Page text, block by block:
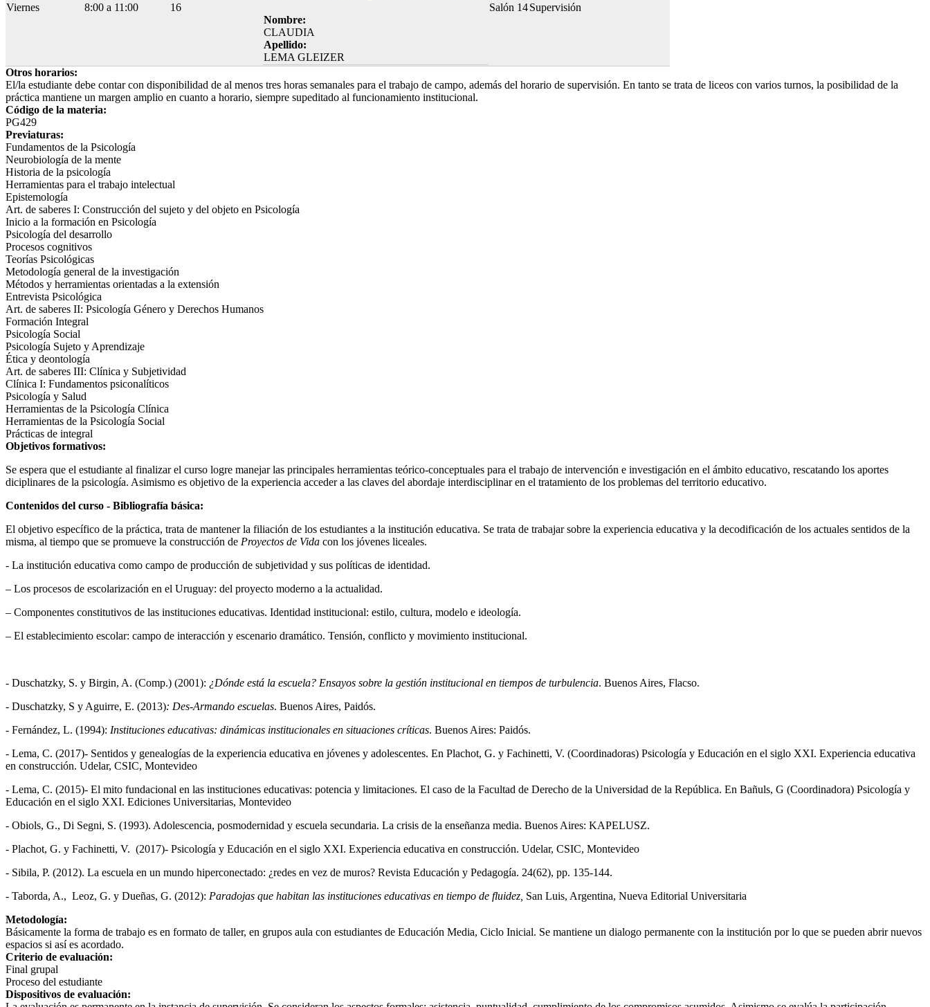
Viernes 8:00 a 11:00 16
Nombre:
CLAUDIA
Apellido:
LEMA GLEIZER
Salón 14Supervisión
Otros horarios:
El/la estudiante debe contar con disponibilidad de al menos tres horas semanales para el trabajo de campo, además del horario de supervisión. En tanto se trata de liceos con varios turnos, la posibilidad de la
práctica mantiene un margen amplio en cuanto a horario, siempre supeditado al funcionamiento institucional.
Código de la materia:
PG429
Previaturas:
Fundamentos de la Psicología
Neurobiología de la mente
Historia de la psicología
Herramientas para el trabajo intelectual
Epistemología
Art. de saberes I: Construcción del sujeto y del objeto en Psicología
Inicio a la formación en Psicología
Psicología del desarrollo
Procesos cognitivos
Teorías Psicológicas
Metodología general de la investigación
Métodos y herramientas orientadas a la extensión
Entrevista Psicológica
Art. de saberes II: Psicología Género y Derechos Humanos
Formación Integral
Psicología Social
Psicología Sujeto y Aprendizaje
Ética y deontología
Art. de saberes III: Clínica y Subjetividad
Clínica I: Fundamentos psiconalíticos
Psicología y Salud
Herramientas de la Psicología Clínica
Herramientas de la Psicología Social
Prácticas de integral
Objetivos formativos:
Se espera que el estudiante al finalizar el curso logre manejar las principales herramientas teórico-conceptuales para el trabajo de intervención e investigación en el ámbito educativo, rescatando los aportes
diciplinares de la psicología. Asimismo es objetivo de la experiencia acceder a las claves del abordaje interdisciplinar en el tratamiento de los problemas del territorio educativo.
Contenidos del curso - Bibliografía básica:
El objetivo específico de la práctica, trata de mantener la filiación de los estudiantes a la institución educativa. Se trata de trabajar sobre la experiencia educativa y la decodificación de los actuales sentidos de la
misma, al tiempo que se promueve la construcción de Proyectos de Vida con los jóvenes liceales.
- La institución educativa como campo de producción de subjetividad y sus políticas de identidad.
– Los procesos de escolarización en el Uruguay: del proyecto moderno a la actualidad.
– Componentes constitutivos de las instituciones educativas. Identidad institucional: estilo, cultura, modelo e ideología.
– El establecimiento escolar: campo de interacción y escenario dramático. Tensión, conflicto y movimiento institucional.
- Duschatzky, S. y Birgin, A. (Comp.) (2001): ¿Dónde está la escuela? Ensayos sobre la gestión institucional en tiempos de turbulencia. Buenos Aires, Flacso.
- Duschatzky, S y Aguirre, E. (2013): Des-Armando escuelas. Buenos Aires, Paidós.
- Fernández, L. (1994): Instituciones educativas: dinámicas institucionales en situaciones críticas. Buenos Aires: Paidós.
- Lema, C. (2017)- Sentidos y genealogías de la experiencia educativa en jóvenes y adolescentes. En Plachot, G. y Fachinetti, V. (Coordinadoras) Psicología y Educación en el siglo XXI. Experiencia educativa
en construcción. Udelar, CSIC, Montevideo
- Lema, C. (2015)- El mito fundacional en las instituciones educativas: potencia y limitaciones. El caso de la Facultad de Derecho de la Universidad de la República. En Bañuls, G (Coordinadora) Psicología y
Educación en el siglo XXI. Ediciones Universitarias, Montevideo
- Obiols, G., Di Segni, S. (1993). Adolescencia, posmodernidad y escuela secundaria. La crisis de la enseñanza media. Buenos Aires: KAPELUSZ.
- Plachot, G. y Fachinetti, V. (2017)- Psicología y Educación en el siglo XXI. Experiencia educativa en construcción. Udelar, CSIC, Montevideo
- Sibila, P. (2012). La escuela en un mundo hiperconectado: ¿redes en vez de muros? Revista Educación y Pedagogía. 24(62), pp. 135-144.
- Taborda, A., Leoz, G. y Dueñas, G. (2012): Paradojas que habitan las instituciones educativas en tiempo de fluidez, San Luis, Argentina, Nueva Editorial Universitaria
Metodología:
Básicamente la forma de trabajo es en formato de taller, en grupos aula con estudiantes de Educación Media, Ciclo Inicial. Se mantiene un dialogo permanente con la institución por lo que se pueden abrir nuevos
espacios si así es acordado.
Criterio de evaluación:
Final grupal
Proceso del estudiante
Dispositivos de evaluación: